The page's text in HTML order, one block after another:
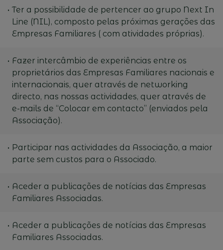
Ter a possibilidade de pertencer ao grupo Next In
Line (NIL), composto pelas próximas gerações das
Empresas Familiares ( com atividades próprias).
Fazer intercâmbio de experiências entre os
proprietários das Empresas Familiares nacionais e
internacionais, quer através de networking
directo, nas nossas actividades, quer através de
e-mails de “Colocar em contacto” (enviados pela
Associação).
Participar nas actividades da Associação, a maior
parte sem custos para o Associado.
Aceder a publicações de notícias das Empresas
Familiares Associadas.
Aceder a publicações de notícias das Empresas
Familiares Associadas.